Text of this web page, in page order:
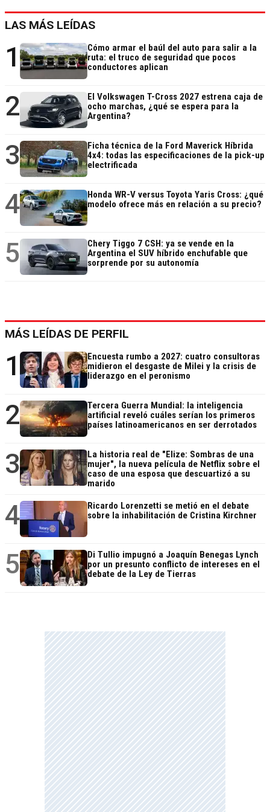
LAS MÁS LEÍDAS
1
Cómo armar el baúl del auto para salir a la
ruta: el truco de seguridad que pocos
conductores aplican
2
El Volkswagen T-Cross 2027 estrena caja de
ocho marchas, ¿qué se espera para la
Argentina?
3
Ficha técnica de la Ford Maverick Híbrida
4x4: todas las especificaciones de la pick-up
electrificada
4
Honda WR-V versus Toyota Yaris Cross: ¿qué
modelo ofrece más en relación a su precio?
5
Chery Tiggo 7 CSH: ya se vende en la
Argentina el SUV híbrido enchufable que
sorprende por su autonomía
MÁS LEÍDAS DE PERFIL
1
Encuesta rumbo a 2027: cuatro consultoras
midieron el desgaste de Milei y la crisis de
liderazgo en el peronismo
2
Tercera Guerra Mundial: la inteligencia
artificial reveló cuáles serían los primeros
países latinoamericanos en ser derrotados
3
La historia real de "Elize: Sombras de una
mujer", la nueva película de Netflix sobre el
caso de una esposa que descuartizó a su
marido
4
Ricardo Lorenzetti se metió en el debate
sobre la inhabilitación de Cristina Kirchner
5
Di Tullio impugnó a Joaquín Benegas Lynch
por un presunto conflicto de intereses en el
debate de la Ley de Tierras